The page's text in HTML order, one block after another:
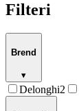
Filteri
Brend
▾
Delonghi2